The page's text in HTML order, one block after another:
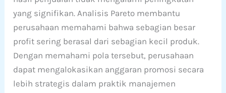
yang signifikan. Analisis Pareto membantu
perusahaan memahami bahwa sebagian besar
profit sering berasal dari sebagian kecil produk.
Dengan memahami pola tersebut, perusahaan
dapat mengalokasikan anggaran promosi secara
lebih strategis dalam praktik manajemen